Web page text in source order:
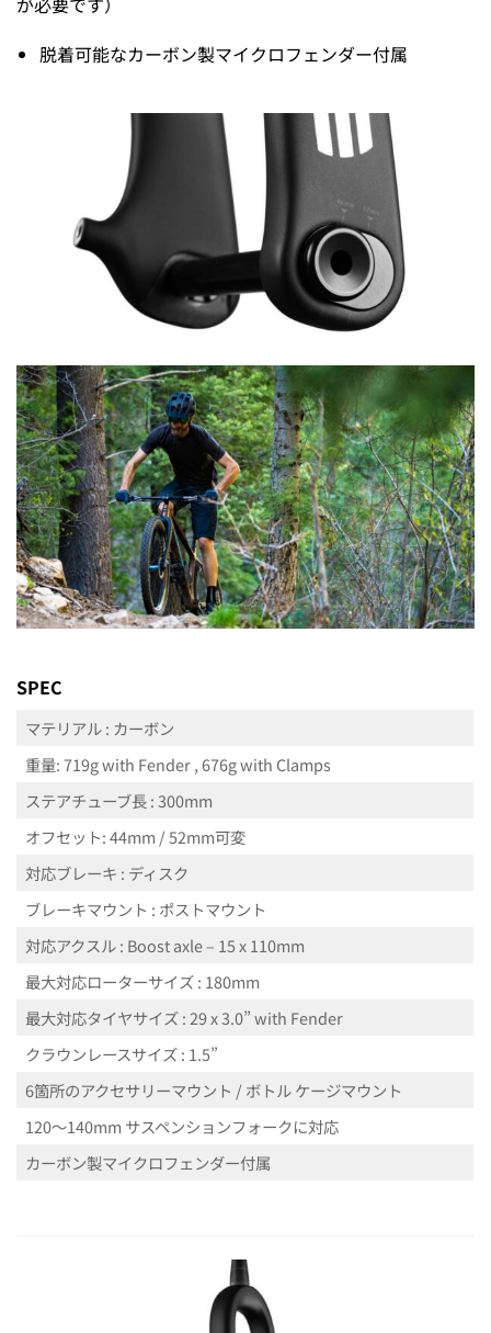
脱着可能なカーボン製マイクロフェンダー付属
SPEC
マテリアル : カーボン
重量: 719g with Fender , 676g with Clamps
ステアチューブ長 : 300mm
オフセット: 44mm / 52mm可変
対応ブレーキ : ディスク
ブレーキマウント : ポストマウント
対応アクスル : Boost axle – 15 x 110mm
最大対応ローターサイズ : 180mm
最大対応タイヤサイズ : 29 x 3.0” with Fender
クラウンレースサイズ : 1.5”
6箇所のアクセサリーマウント / ボトル ケージマウント
120～140mm サスペンションフォークに対応
カーボン製マイクロフェンダー付属